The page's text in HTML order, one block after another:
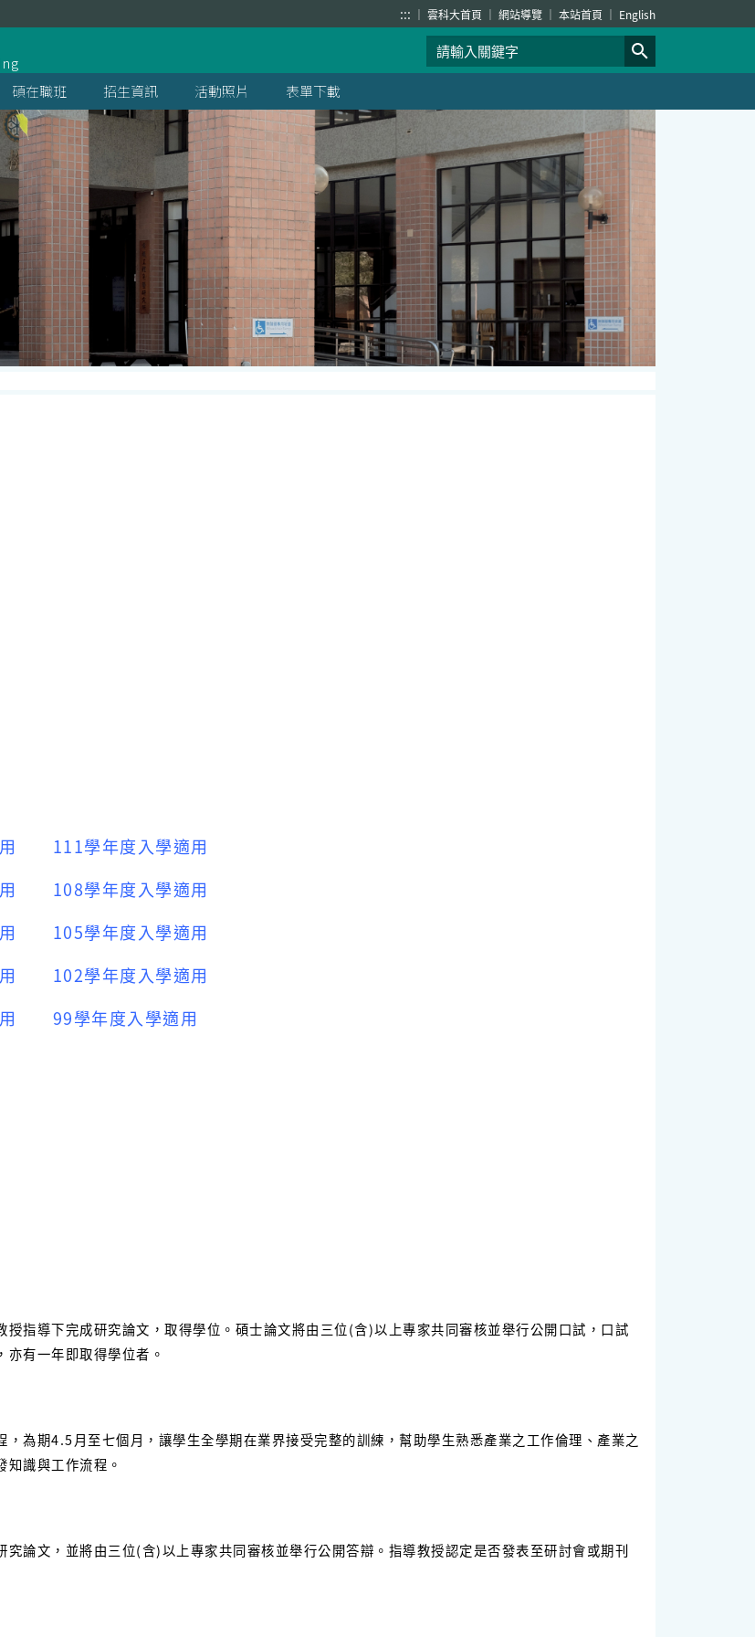
::: 雲科大首頁 網站導覽 本站首頁 English
碩在職班 招生資訊 活動照片 表單下載
111學年度入學適用
108學年度入學適用
105學年度入學適用
102學年度入學適用
99學年度入學適用
導下完成研究論文，取得學位。碩士論文將由三位(含)以上專家共同審核並舉行公開口試，口試
有一年即取得學位者。
期4.5月至七個月，讓學生全學期在業界接受完整的訓練，幫助學生熟悉產業之工作倫理、產業之
識與工作流程。
文，並將由三位(含)以上專家共同審核並舉行公開答辯。指導教授認定是否發表至研討會或期刊